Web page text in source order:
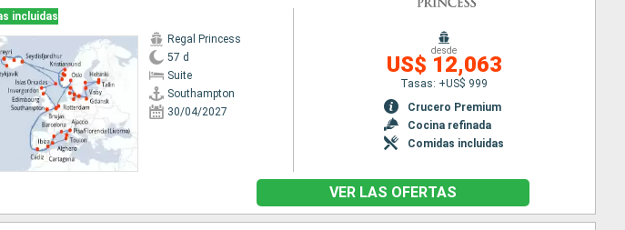
incluidas
Regal Princess
57 d
Suite
Southampton
30/04/2027
desde
US$ 12,063
Tasas: +US$ 999
Crucero Premium
Cocina refinada
Comidas incluidas
VER LAS OFERTAS